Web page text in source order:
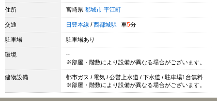
住所 宮崎県 都城市 平江町
交通 日豊本線 / 西都城駅 車5分
駐車場 駐車場あり
環境
--
※部屋・階数により設備が異なる場合がございます。
建物設備
都市ガス / 電気 / 公営上水道 / 下水道 / 駐車場1台無料
※部屋・階数により設備が異なる場合がございます。